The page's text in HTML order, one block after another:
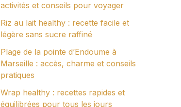
activités et conseils pour voyager
Riz au lait healthy : recette facile et
légère sans sucre raffiné
Plage de la pointe d’Endoume à
Marseille : accès, charme et conseils
pratiques
Wrap healthy : recettes rapides et
équilibrées pour tous les jours